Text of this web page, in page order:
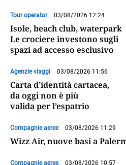
Tour operator 03/08/2026 12:24
Isole, beach club, waterpark
Le crociere investono sugli
spazi ad accesso esclusivo
Agenzie viaggi 03/08/2026 11:56
Carta d’identità cartacea,
da oggi non è più
valida per l’espatrio
Compagnie aeree 03/08/2026 11:29
Wizz Air, nuove basi a
Compagnie aeree 03/08/2026 10:57